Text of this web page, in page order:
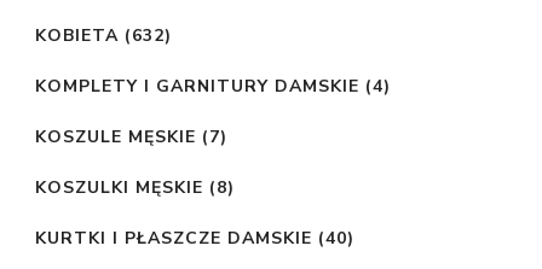
KOBIETA (632)
KOMPLETY I GARNITURY DAMSKIE (4)
KOSZULE MĘSKIE (7)
KOSZULKI MĘSKIE (8)
KURTKI I PŁASZCZE DAMSKIE (40)